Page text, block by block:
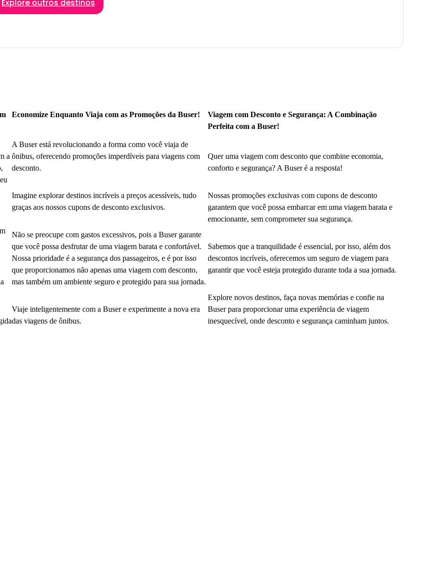
Explore outros destinos
a
Economize Enquanto Viaja com as Promoções da Buser!
A Buser está revolucionando a forma como você viaja de
ônibus, oferecendo promoções imperdíveis para viagens com
desconto.
Imagine explorar destinos incríveis a preços acessíveis, tudo
graças aos nossos cupons de desconto exclusivos.
Não se preocupe com gastos excessivos, pois a Buser garante
que você possa desfrutar de uma viagem barata e confortável.
Nossa prioridade é a segurança dos passageiros, e é por isso
que proporcionamos não apenas uma viagem com desconto,
mas também um ambiente seguro e protegido para sua jornada.
Viaje inteligentemente com a Buser e experimente a nova era
das viagens de ônibus.
Viagem com Desconto e Segurança: A Combinação
Perfeita com a Buser!
Quer uma viagem com desconto que combine economia,
conforto e segurança? A Buser é a resposta!
Nossas promoções exclusivas com cupons de desconto
garantem que você possa embarcar em uma viagem barata e
emocionante, sem comprometer sua segurança.
Sabemos que a tranquilidade é essencial, por isso, além dos
descontos incríveis, oferecemos um seguro de viagem para
garantir que você esteja protegido durante toda a sua jornada.
Explore novos destinos, faça novas memórias e confie na
Buser para proporcionar uma experiência de viagem
inesquecível, onde desconto e segurança caminham juntos.